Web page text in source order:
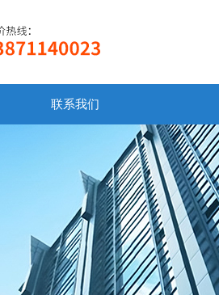
联系我们